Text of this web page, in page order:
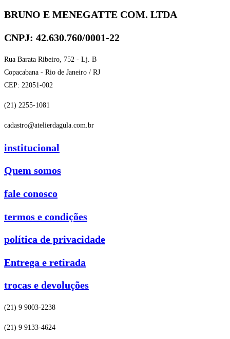
BRUNO E MENEGATTE COM. LTDA
CNPJ: 42.630.760/0001-22
Rua Barata Ribeiro, 752 - Lj. B
Copacabana - Rio de Janeiro / RJ
CEP: 22051-002
(21) 2255-1081
cadastro@atelierdagula.com.br
institucional
Quem somos
fale conosco
termos e condições
política de privacidade
Entrega e retirada
trocas e devoluções
(21) 9 9003-2238
(21) 9 9133-4624